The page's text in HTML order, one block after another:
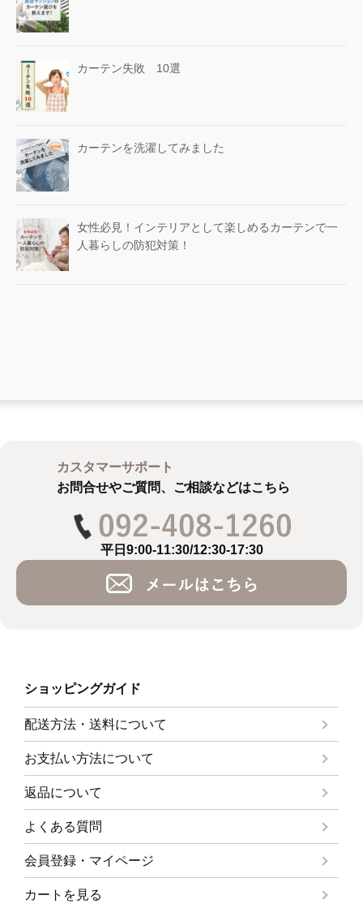
カーテン失敗 10選
カーテンを洗濯してみました
女性必見！インテリアとして楽しめるカーテンで一
人暮らしの防犯対策！
カスタマーサポート
お問合せやご質問、ご相談などはこちら
平日9:00-11:30/12:30-17:30
ショッピングガイド
配送方法・送料について
お支払い方法について
返品について
よくある質問
会員登録・マイページ
カートを見る